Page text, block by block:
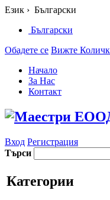
Език › Български
Български
Обадете се Вижте
Начало
За Нас
Контакт
Вход Регистрация
Търси
Категории